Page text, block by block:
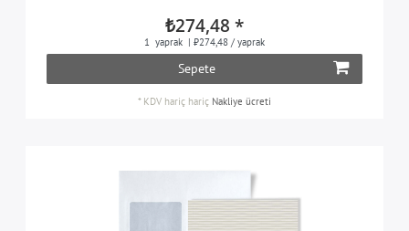
₺274,48 *
1 yaprak | ₺274,48 / yaprak
Sepete
* KDV hariç hariç Nakliye ücreti